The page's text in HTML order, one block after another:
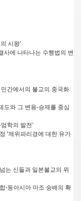
시왕’
사에 나타나는 수행법의 변
간에서의 불교의 중국화
도와 그 변용-승제를 중심
학의 발전’
‘제위파리경에 대한 유가
는 신들과 일본불교의 위
-동아시아 마조 숭배의 확